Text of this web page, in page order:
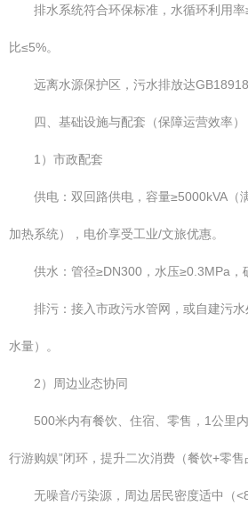
排水系统符合环保标准，水循环利用率
比≤5%。
远离水源保护区，污水排放达
四、基础设施与配套（保障运营效率）
1）市政配套
供电：双回路供电，容量≥5000kVA（
加热系统），电价享受工业/文旅优惠。
供水：管径≥DN300，水压≥0.3MPa，
排污：接入市政污水管网，或自建污水
水量）。
2）周边业态协同
500米内有餐饮、住宿、零售，1公里内
行游购娱”闭环，提升二次消费（餐饮+零售
无噪音/污染源，周边居民密度适中（